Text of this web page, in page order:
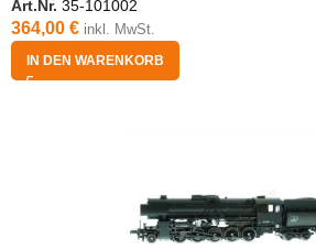
Art.Nr. 35-101002
364,00 € inkl. MwSt.
IN DEN WARENKORB